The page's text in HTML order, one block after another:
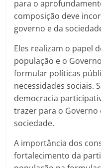
para o
composição deve
governo e da
Eles realizam o papel
população e o
formular políticas
necessidades sociais.
democracia
trazer para o Governo
sociedade.
A importância dos
fortalecimento da